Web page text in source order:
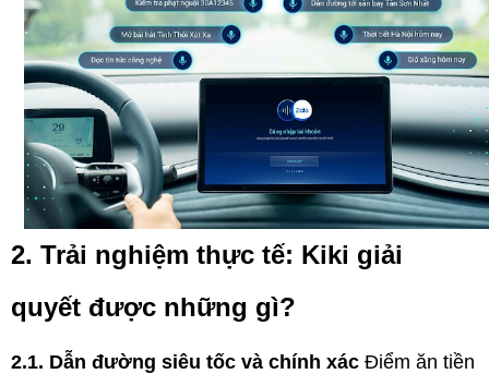
2. Trải nghiệm thực tế: Kiki giải
quyết được những gì?
2.1. Dẫn đường siêu tốc và chính xác Điểm ăn tiền